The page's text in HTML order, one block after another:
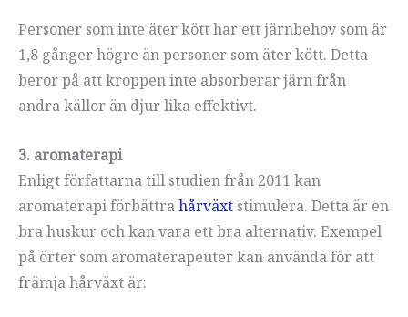
Personer som inte äter kött har ett järnbehov som är
1,8 gånger högre än personer som äter kött. Detta
beror på att kroppen inte absorberar järn från
andra källor än djur lika effektivt.
3. aromaterapi
Enligt författarna till studien från 2011 kan
aromaterapi förbättrahårväxt stimulera. Detta är en
bra huskur och kan vara ett bra alternativ. Exempel
på örter som aromaterapeuter kan använda för att
främja hårväxt är: